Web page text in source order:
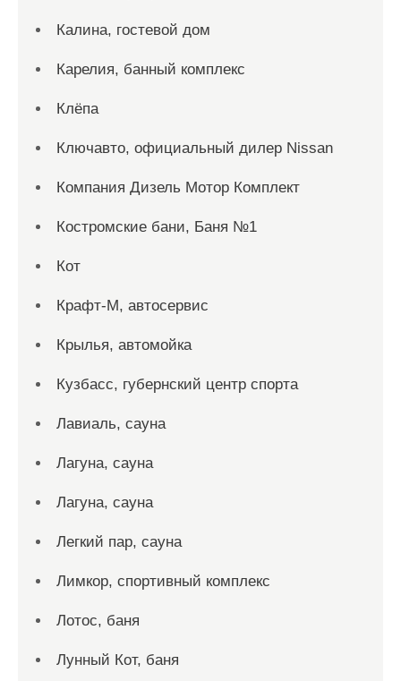
Калина, гостевой дом
Карелия, банный комплекс
Клёпа
Ключавто, официальный дилер Nissan
Компания Дизель Мотор Комплект
Костромские бани, Баня №1
Кот
Крафт-М, автосервис
Крылья, автомойка
Кузбасс, губернский центр спорта
Лавиаль, сауна
Лагуна, сауна
Лагуна, сауна
Легкий пар, сауна
Лимкор, спортивный комплекс
Лотос, баня
Лунный Кот, баня